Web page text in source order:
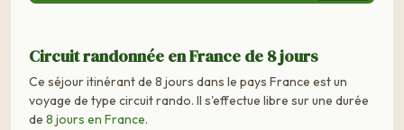
Circuit randonnée en France de 8 jours
Ce séjour itinérant de 8 jours dans le pays France est un
voyage de type circuit rando. Il s'effectue libre sur une durée
de 8 jours en France.